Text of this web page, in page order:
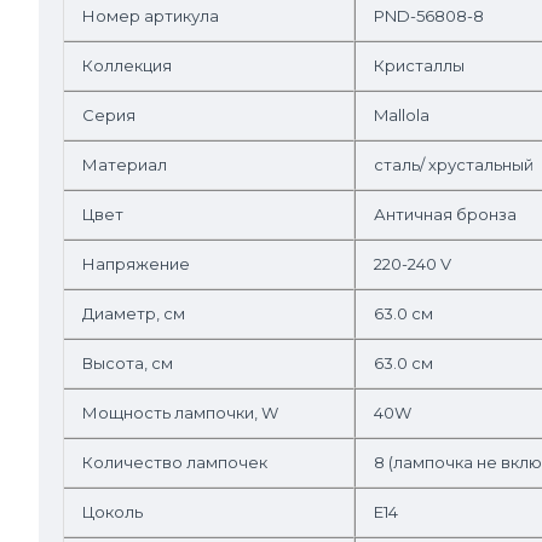
Номер артикула PND-56808-8
Коллекция Кристаллы
Серия Mallola
Материал сталь/ хрустальный
Цвет Античная бронза
Напряжение 220-240 V
Диаметр, см 63.0 см
Высота, см 63.0 см
Мощность лампочки, W 40W
Количество лампочек 8 (лампочка не
Цоколь E14